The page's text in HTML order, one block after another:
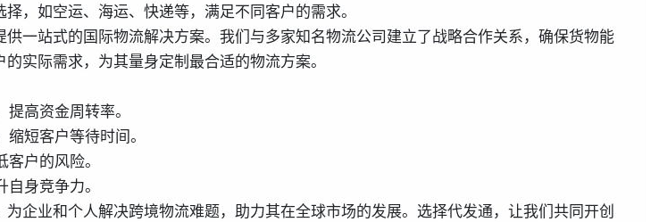
，如空运、海运、快递等，满足不同客户的需求。
一站式的国际物流解决方案。我们与多家知名物流公司建立了战略合作关系，确保货物能
实际需求，为其量身定制最合适的物流方案。
高资金周转率。
短客户等待时间。
户的风险。
身竞争力。
企业和个人解决跨境物流难题，助力其在全球市场的发展。选择代发通，让我们共同开创